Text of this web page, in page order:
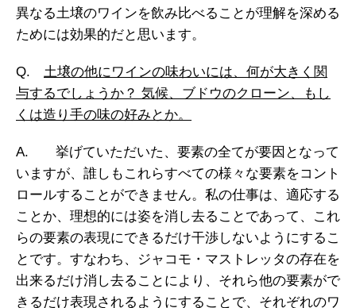
異なる土壌のワインを飲み比べることが理解を深める
ためには効果的だと思います。
Q. 土壌の他にワインの味わいには、何が大きく関
与するでしょうか？ 気候、ブドウのクローン、もし
くは造り手の味の好みとか。
A. 挙げていただいた、要素の全てが要因となって
いますが、誰しもこれらすべての様々な要素をコント
ロールすることができません。私の仕事は、適応する
ことか、理想的には姿を消し去ることであって、これ
らの要素の表現にできるだけ干渉しないようにするこ
とです。すなわち、ジャコモ・マストレッタの存在を
出来るだけ消し去ることにより、それら他の要素がで
きるだけ表現されるようにすることで、それぞれのワ